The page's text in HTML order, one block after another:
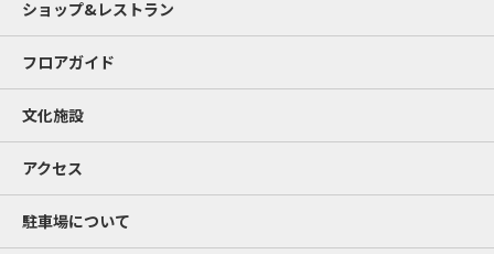
ショップ&レストラン
フロアガイド
文化施設
アクセス
駐車場について